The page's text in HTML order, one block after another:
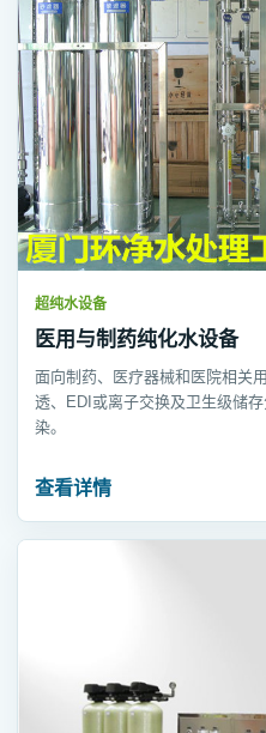
超纯水设备
医用与制药纯化水设备
面向制药、医疗器械和医院相关
透、EDI或离子交换及卫生级储
染。
查看详情